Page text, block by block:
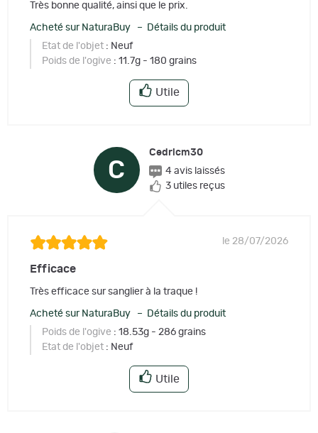
Très bonne qualité, ainsi que le prix.
Acheté sur NaturaBuy – Détails du produit
Etat de l'objet : Neuf
Poids de l'ogive : 11.7g - 180 grains
Utile
C
Cedricm30
4 avis laissés
3 utiles reçus
le 28/07/2026
Efficace
Très efficace sur sanglier à la traque !
Acheté sur NaturaBuy – Détails du produit
Poids de l'ogive : 18.53g - 286 grains
Etat de l'objet : Neuf
Utile